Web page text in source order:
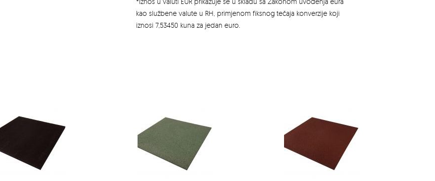
kao službene valute u RH, primjenom fiksnog tečaja konverzije koji
iznosi 7,53450 kuna za jedan euro.